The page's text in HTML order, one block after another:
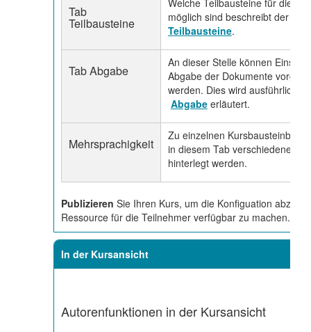
Tab
Teilbausteine
Welche Teilbausteine für die
möglich sind beschreibt der
Teilbausteine.
Tab Abgabe
An dieser Stelle können
Abgabe der Dokumente
werden. Dies wird ausführlich
Abgabe erläutert.
Mehrsprachigkeit
Zu einzelnen
in diesem Tab verschiedene
hinterlegt werden.
Publizieren Sie Ihren Kurs, um die Konfiguation
Ressource für die Teilnehmer verfügbar zu machen.
In der Kursansicht
Autorenfunktionen in der Kursansicht